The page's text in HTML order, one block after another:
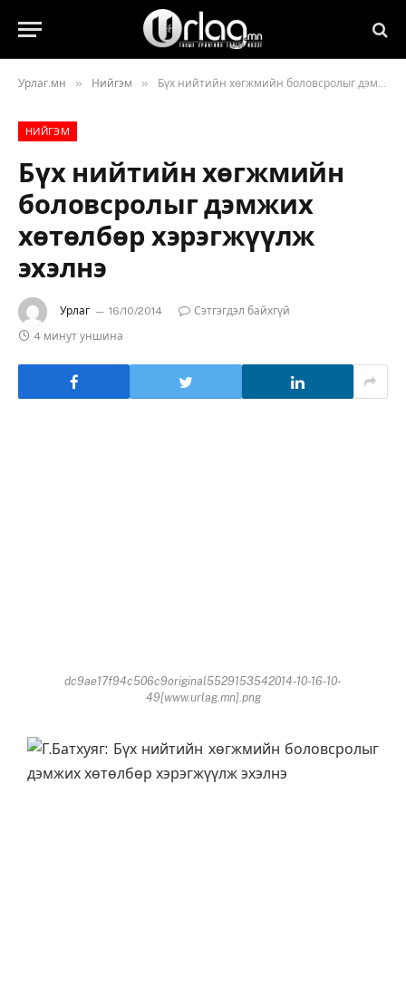
Урлаг.мн » Нийгэм » Бүх нийтийн хөгжмийн боловсролыг дэмжих хөтөлбөр хэрэгжүүлж эхэлнэ
НИЙГЭМ
Бүх нийтийн хөгжмийн
боловсролыг дэмжих
хөтөлбөр хэрэгжүүлж
эхэлнэ
Урлаг 16/10/2014
Сэтгэгдэл байхгүй
4 минут уншина
dc9ae17f94c506c9original5529153542014-10-16-10-
49[www.urlag.mn].png